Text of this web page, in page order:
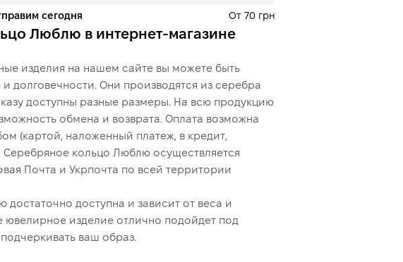
сегодня От 70 грн
Люблю в интернет-магазине
изделия на нашем сайте вы можете быть
долговечности. Они производятся из серебра
доступны разные размеры. На всю продукцию
обмена и возврата. Оплата возможна
(картой, наложенный платеж, в кредит,
Серебряное кольцо Люблю осуществляется
Почта и Укрпочта по всей территории
доступна и зависит от веса и
изделие отлично подойдет под
ваш образ.